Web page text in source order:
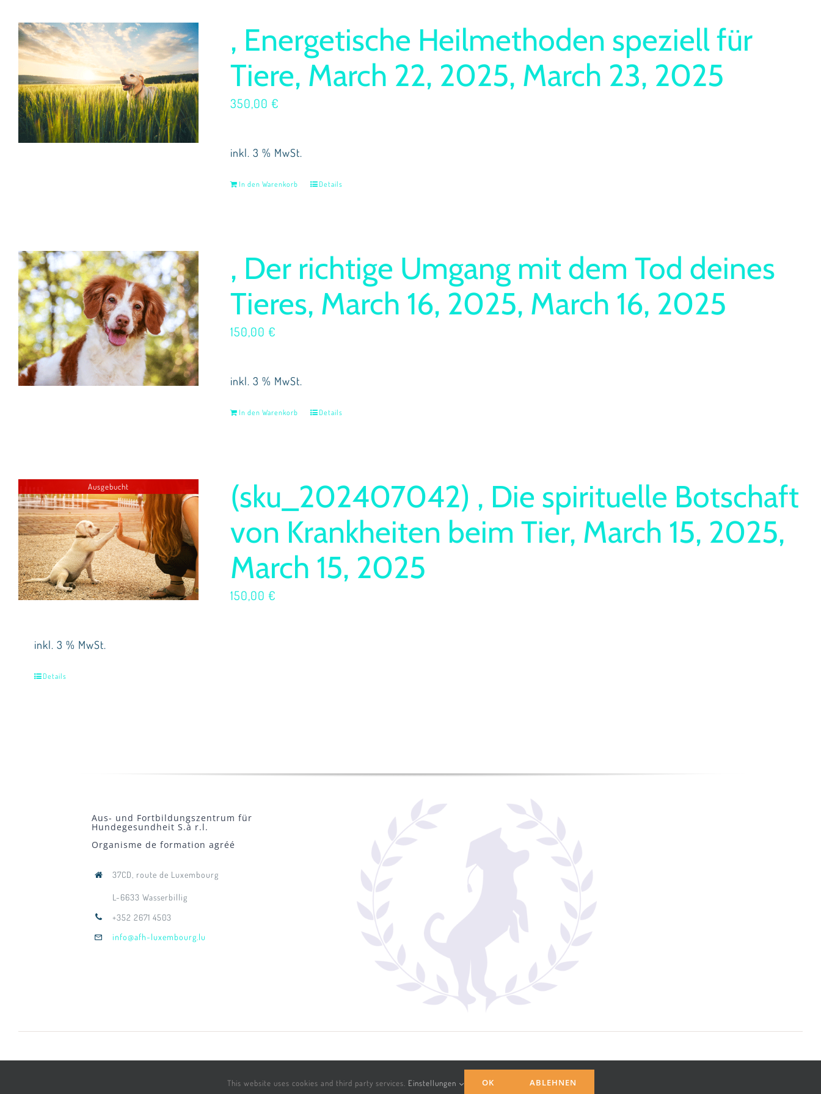
, Energetische Heilmethoden speziell für
Tiere, March 22, 2025, March 23, 2025
350,00 €
inkl. 3 % MwSt.
In den Warenkorb Details
, Der richtige Umgang mit dem Tod deines
Tieres, March 16, 2025, March 16, 2025
150,00 €
inkl. 3 % MwSt.
In den Warenkorb Details
Ausgebucht
(sku_202407042) , Die spirituelle Botschaft
von Krankheiten beim Tier, March 15, 2025,
March 15, 2025
150,00 €
inkl. 3 % MwSt.
Details
Aus- und Fortbildungszentrum für
Hundegesundheit S.à r.l.
Organisme de formation agréé
37CD, route de Luxembourg
L-6633 Wasserbillig
+352 2671 4503
info@afh-luxembourg.lu
Datenschutzbestimmungen
This website uses cookies and third party services. Einstellungen OK ABLEHNEN